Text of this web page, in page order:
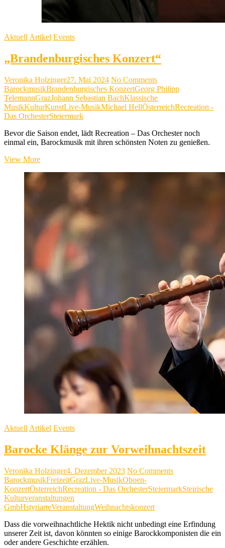
Aktuell Artikel Events
„Brandenburgisches Konzert“
Veronika Holzinger27. Mai 2024 No Comments
BarockmusikBrandenburgisches KonzertGeorg Philipp
TelemannGrazJohann Sebastian BachKlassische
MusikKulturKunstLive-MusikMichael HellÖsterreichRecreation -
Das OrchesterSteiermark
Bevor die Saison endet, lädt Recreation – Das Orchester noch
einmal ein, Barockmusik mit ihren schönsten Noten zu genießen.
View More„Brandenburgisches
Aktuell Artikel Events
Barocke Klänge zur Vorweihnachtszeit
Veronika Holzinger4. Dezember 2023 No Comments
BarockmusikFreizeitGrazLive-MusikOboen-
KonzertÖsterreichRecreation - Das OrchesterSteiermarkSteirische
Kulturveranstaltungen
GmbHstyriarteVeranstaltungWeihnachtskonzert
Dass die vorweihnachtliche Hektik nicht unbedingt eine Erfindung
unserer Zeit ist, davon könnten so einige Barockkomponisten die ein
oder andere Geschichte erzählen.